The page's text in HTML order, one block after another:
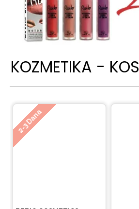
KOZMETIKA -
2-3 Dana